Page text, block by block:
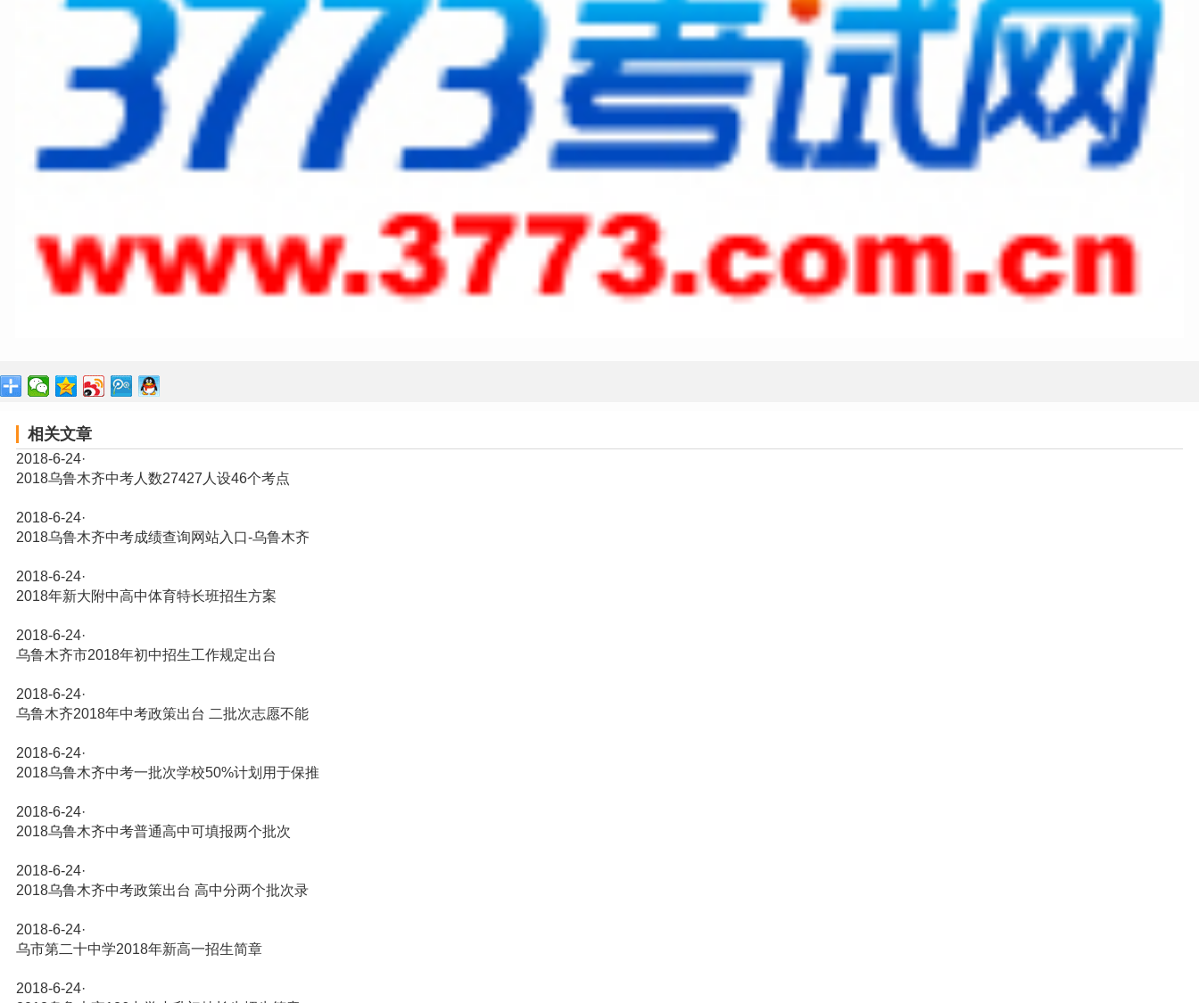
相关文章
2018-6-24·
2018乌鲁木齐中考人数27427人设46个考点
2018-6-24·
2018乌鲁木齐中考成绩查询网站入口-乌鲁木齐
2018-6-24·
2018年新大附中高中体育特长班招生方案
2018-6-24·
乌鲁木齐市2018年初中招生工作规定出台
2018-6-24·
乌鲁木齐2018年中考政策出台 二批次志愿不能
2018-6-24·
2018乌鲁木齐中考一批次学校50%计划用于保推
2018-6-24·
2018乌鲁木齐中考普通高中可填报两个批次
2018-6-24·
2018乌鲁木齐中考政策出台 高中分两个批次录
2018-6-24·
乌市第二十中学2018年新高一招生简章
2018-6-24·